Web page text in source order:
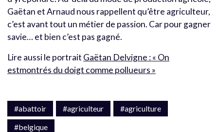
Gaëtan et Arnaud nous rappellent qu’être agriculteur,
c’est avant tout un métier de passion. Car pour gagner
savie… et bien c’est pas gagné.
Lire aussi le portrait Gaëtan Delvigne : « On
estmontrés du doigt comme pollueurs »
#abattoir #agriculteur
#agriculture
#belgique